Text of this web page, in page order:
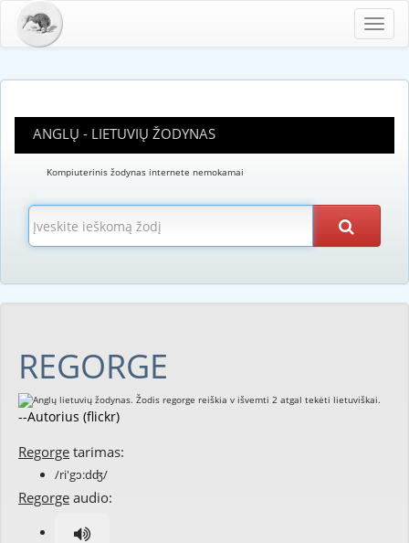
ANGLŲ - LIETUVIŲ ŽODYNAS
Kompiuterinis žodynas internete nemokamai
REGORGE
--Autorius (flickr)
Regorge tarimas:
/ri'gɔ:dʤ/
Regorge audio: